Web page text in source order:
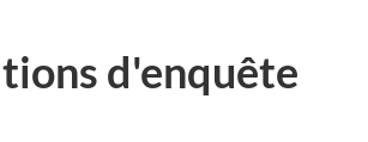
d'enquête